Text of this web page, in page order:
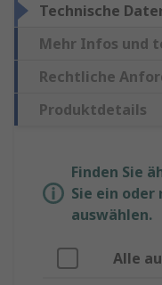
Technische
Mehr Infos und
Rechtliche
Produktdetails
Finden Sie
Sie ein
auswählen.
Alle